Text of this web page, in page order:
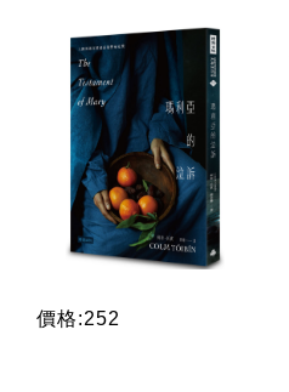
價格:252